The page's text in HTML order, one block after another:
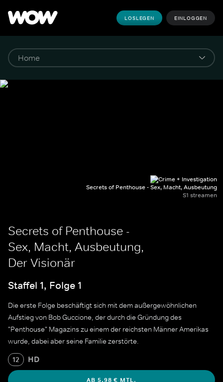
LOSLEGEN EINLOGGEN
Secrets of Penthouse - Sex, Macht, Ausbeutung
S1 streamen
Secrets of Penthouse -
Sex, Macht, Ausbeutung,
Der Visionär
Staffel 1, Folge 1
Die erste Folge beschäftigt sich mit dem außergewöhnlichen
Aufstieg von Bob Guccione, der durch die Gründung des
"Penthouse" Magazins zu einem der reichsten Männer Amerikas
wurde, dabei aber seine Familie zerstörte.
12 HD
AB 5,98 € MTL.